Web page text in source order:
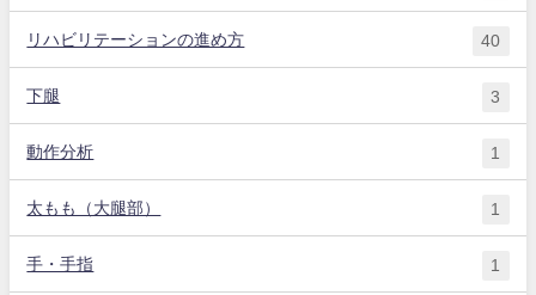
リハビリテーションの進め方 40
下腿 3
動作分析 1
太もも（大腿部） 1
手・手指 1